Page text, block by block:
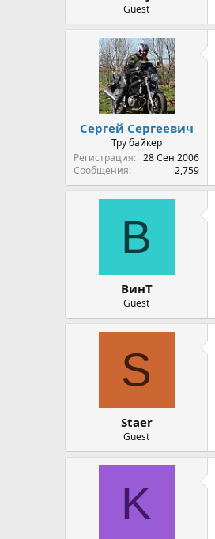
Guest
Сергей Сергеевич
Тру байкер
Регистрация
28 Сен 2006
Сообщения
2,759
В
ВинТ
Guest
S
Staer
Guest
K